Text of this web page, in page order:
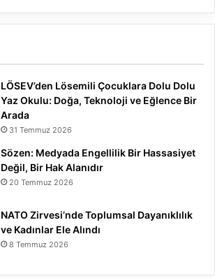
LÖSEV’den Lösemili Çocuklara Dolu Dolu
Yaz Okulu: Doğa, Teknoloji ve Eğlence Bir
Arada
31 Temmuz 2026
Sözen: Medyada Engellilik Bir Hassasiyet
Değil, Bir Hak Alanıdır
20 Temmuz 2026
NATO Zirvesi’nde Toplumsal Dayanıklılık
ve Kadınlar Ele Alındı
8 Temmuz 2026